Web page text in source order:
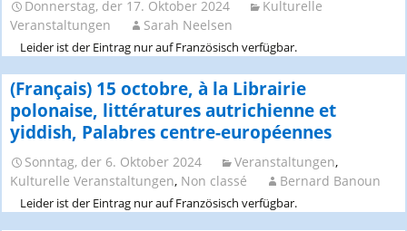
Donnerstag, der 17. Oktober 2024
Kulturelle
Veranstaltungen
Sarah Neelsen
Leider ist der Eintrag nur auf Französisch verfügbar.
(Français) 15 octobre, à la Librairie
polonaise, littératures autrichienne et
yiddish, Palabres centre-européennes
Sonntag, der 6. Oktober 2024 Veranstaltungen,
Kulturelle Veranstaltungen, Non classé Bernard Banoun
Leider ist der Eintrag nur auf Französisch verfügbar.